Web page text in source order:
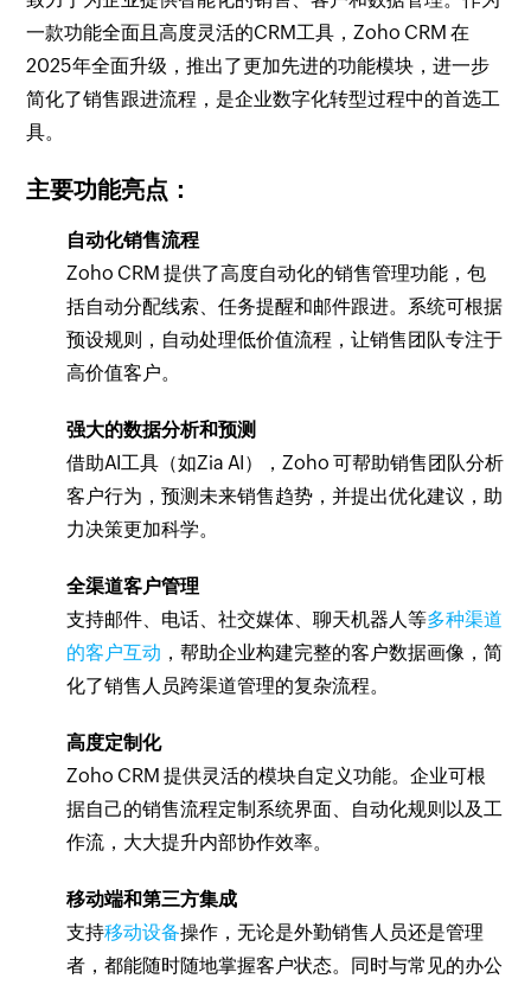
一款功能全面且高度灵活的CRM工具，Zoho CRM 在
2025年全面升级，推出了更加先进的功能模块，进一步
简化了销售跟进流程，是企业数字化转型过程中的首选工
具。
主要功能亮点：
自动化销售流程
Zoho CRM 提供了高度自动化的销售管理功能，包
括自动分配线索、任务提醒和邮件跟进。系统可根据
预设规则，自动处理低价值流程，让销售团队专注于
高价值客户。
强大的数据分析和预测
借助AI工具（如Zia AI），Zoho 可帮助销售团队分析
客户行为，预测未来销售趋势，并提出优化建议，助
力决策更加科学。
全渠道客户管理
支持邮件、电话、社交媒体、聊天机器人等多种渠道
的客户互动 ，帮助企业构建完整的客户数据画像，简
化了销售人员跨渠道管理的复杂流程。
高度定制化
Zoho CRM 提供灵活的模块自定义功能。企业可根
据自己的销售流程定制系统界面、自动化规则以及工
作流，大大提升内部协作效率。
移动端和第三方集成
支持移动设备操作，无论是外勤销售人员还是管理
者，都能随时随地掌握客户状态。同时与常见的办公